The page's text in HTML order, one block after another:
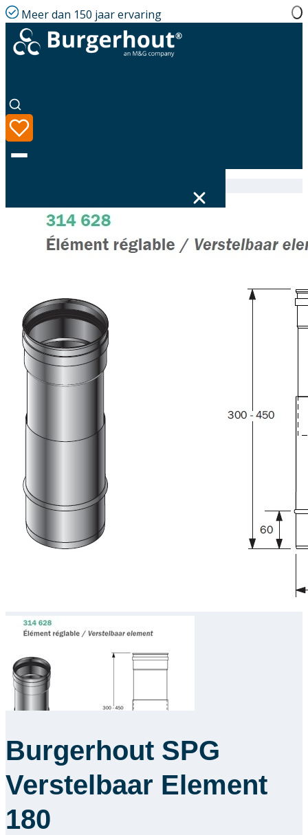
Meer dan 150 jaar ervaring
Oplossingen
Downloads
Academy
Contact
Burgerhout SPG
Verstelbaar Element
180